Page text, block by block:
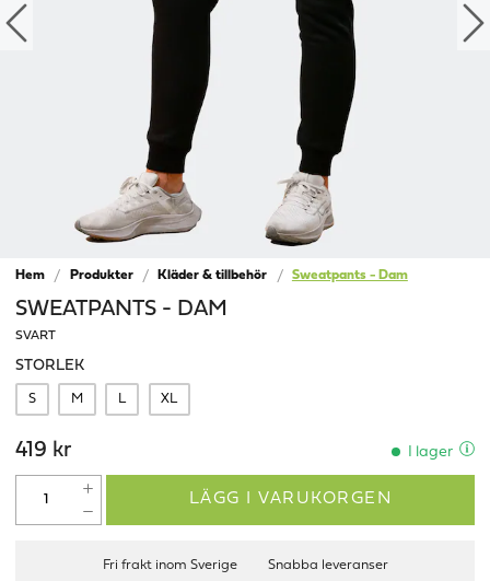
Hem Produkter Kläder & tillbehör Sweatpants - Dam
SWEATPANTS - DAM
SVART
STORLEK
S M L XL
419 kr I lager
LÄGG I VARUKORGEN
Fri frakt inom Sverige Snabba leveranser